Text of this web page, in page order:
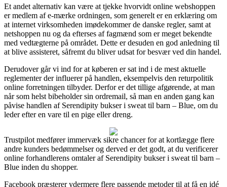
Et andet alternativ kan være at tjekke hvorvidt online webshoppen
er medlem af e-mærke ordningen, som generelt er en erklæring om
at internet virksomheden imødekommer de danske regler, samt at
netshoppen nu og da efterses af fagmænd som er meget bekendte
med vedtægterne på området. Dette er desuden en god anledning til
at blive assisteret, såfremt du bliver udsat for besvær ved din handel.
Derudover går vi ind for at køberen er sat ind i de mest aktuelle
reglementer der influerer på handlen, eksempelvis den returpolitik
online forretningen tilbyder. Derfor er det tillige afgørende, at man
når som helst bibeholder sin ordremail, så man en anden gang kan
påvise handlen af Serendipity bukser i sweat til barn – Blue, om du
leder efter en vare til en pige eller dreng.
Trustpilot medfører immervæk sikre chancer for at kortlægge flere
andre kunders bedømmelser og derved er det godt, at du verificerer
online forhandlerens omtaler af Serendipity bukser i sweat til barn –
Blue inden du shopper.
Facebook præsterer ydermere flere passende metoder til at få en idé